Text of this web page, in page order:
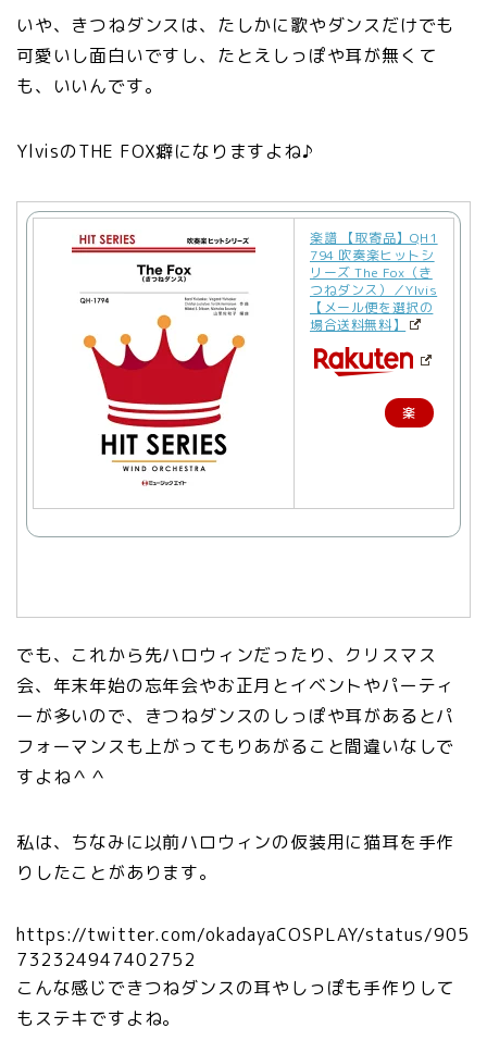
いや、きつねダンスは、たしかに歌やダンスだけでも
可愛いし面白いですし、たとえしっぽや耳が無くて
も、いいんです。
YlvisのTHE FOX癖になりますよね♪
楽譜 【取寄品】QH1
794 吹奏楽ヒットシ
リーズ The Fox（き
つねダンス）／Ylvis
【メール便を選択の
場合送料無料】
楽
でも、これから先ハロウィンだったり、クリスマス
会、年末年始の忘年会やお正月とイベントやパーティ
ーが多いので、きつねダンスのしっぽや耳があるとパ
フォーマンスも上がってもりあがること間違いなしで
すよね＾＾
私は、ちなみに以前ハロウィンの仮装用に猫耳を手作
りしたことがあります。
https://twitter.com/okadayaCOSPLAY/status/905
732324947402752
こんな感じできつねダンスの耳やしっぽも手作りして
もステキですよね。